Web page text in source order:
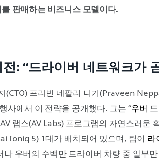
판매하는 비즈니스 모델이다.
: “드라이버 네트워크가
(CTO) 프라빈 네팔리 나가(Praveen
사에서 이 전략을 공개했다. 그는 “우버
랩스(AV Labs) 프로그램의 자연스러운
Ioniq 5) 1대가 배치되어 있으며, 팀이 라
나 우버의 수백만 드라이버 차량 중 일부